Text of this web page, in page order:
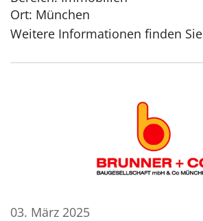
Ort: München
Weitere Informationen finden Sie
03. März 2025